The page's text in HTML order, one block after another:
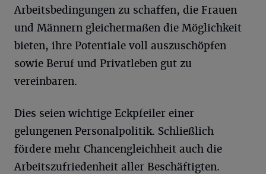
Arbeitsbedingungen zu schaffen, die Frauen
und Männern gleichermaßen die Möglichkeit
bieten, ihre Potentiale voll auszuschöpfen
sowie Beruf und Privatleben gut zu
vereinbaren.
Dies seien wichtige Eckpfeiler einer
gelungenen Personalpolitik. Schließlich
fördere mehr Chancengleichheit auch die
Arbeitszufriedenheit aller Beschäftigten.